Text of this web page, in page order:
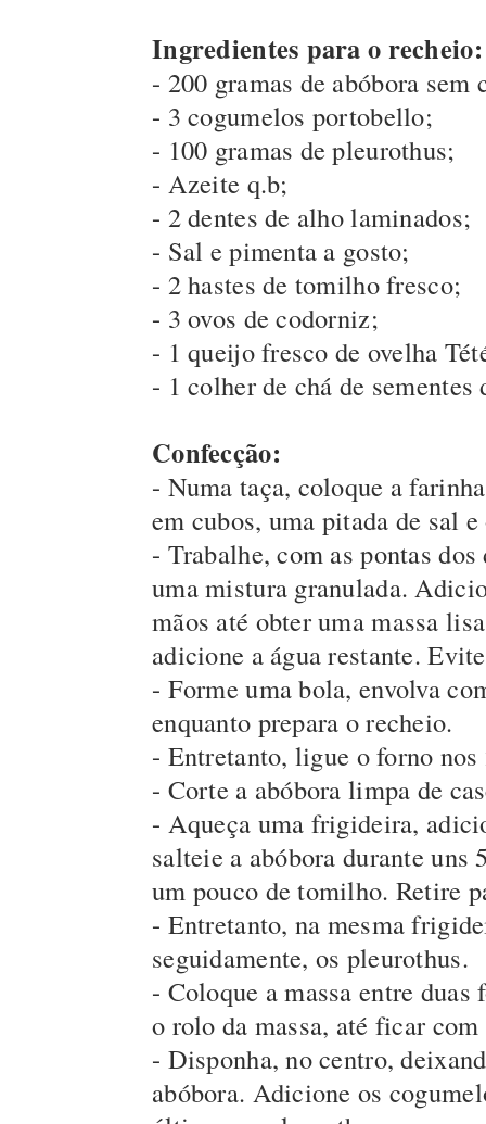
Ingredientes para o recheio:
- 200 gramas de abóbora sem
- 3 cogumelos portobello;
- 100 gramas de pleurothus;
- Azeite q.b;
- 2 dentes de alho laminados;
- Sal e pimenta a gosto;
- 2 hastes de tomilho fresco;
- 3 ovos de codorniz;
- 1 queijo fresco de ovelha
- 1 colher de chá de sementes
Confecção:
- Numa taça, coloque a
em cubos, uma pitada de sal
- Trabalhe, com as pontas
uma mistura granulada.
mãos até obter uma massa
adicione a água restante.
- Forme uma bola, envolva
enquanto prepara o recheio.
- Entretanto, ligue o forno nos
- Corte a abóbora limpa de
- Aqueça uma frigideira,
salteie a abóbora durante
um pouco de tomilho. Retire
- Entretanto, na mesma
seguidamente, os pleurothus.
- Coloque a massa entre
o rolo da massa, até ficar
- Disponha, no centro,
abóbora. Adicione os